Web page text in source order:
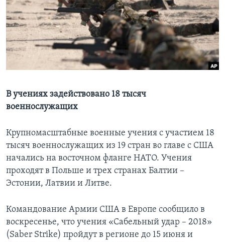
Learning English
СОЦИАЛЬНЫЕ СЕТИ
Языки
В учениях задействовано 18 тысяч
военнослужащих
Крупномасштабные военные учения с участием 18
тысяч военнослужащих из 19 стран во главе с США
начались на восточном фланге НАТО. Учения
проходят в Польше и трех странах Балтии –
Эстонии, Латвии и Литве.
Командование Армии США в Европе сообщило в
воскресенье, что учения «Сабельный удар – 2018»
(Saber Strike) пройдут в регионе до 15 июня и